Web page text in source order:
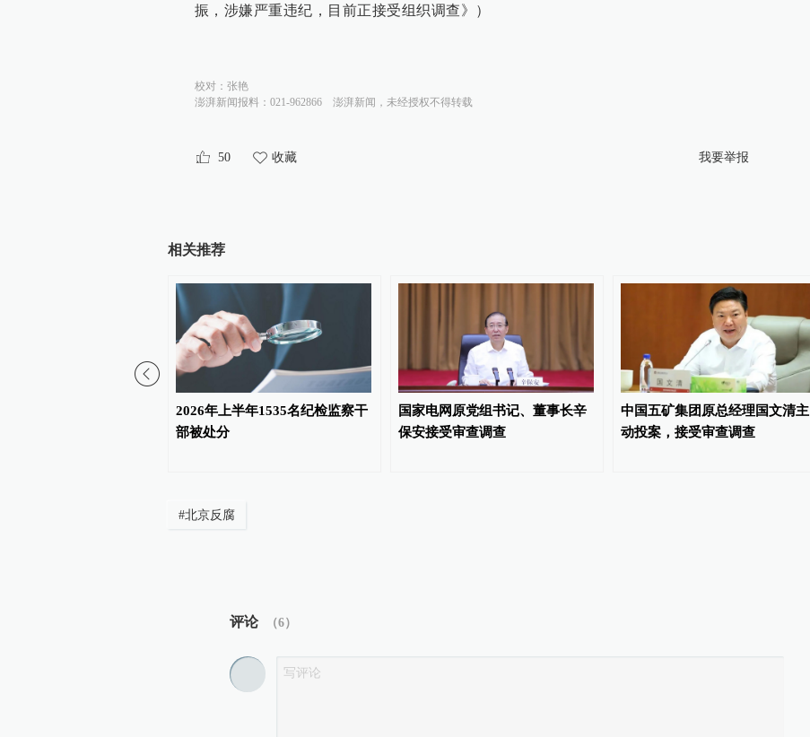
振，涉嫌严重违纪，目前正接受组织调查》）
校对： 张艳
澎湃新闻报料：021-962866
澎湃新闻，未经授权不得转载
50 收藏 我要举报
相关推荐
2026年上半年1535名纪检监察干
部被处分
国家电网原党组书记、董事长辛
保安接受审查调查
中国五矿集团原总经理国文清主
动投案，接受审查调查
#北京反腐
评论 （6）